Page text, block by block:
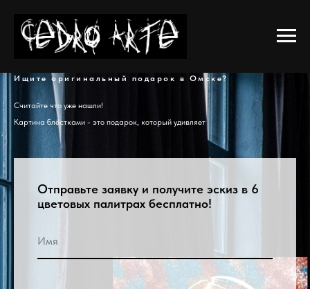
Ищите оригинальный подарок в Омске?
Считайте что уже нашли!
Картина блёстками - это подарок, который удивляет
Отправьте заявку и получите эскиз в 6
цветовых палитрах бесплатно!